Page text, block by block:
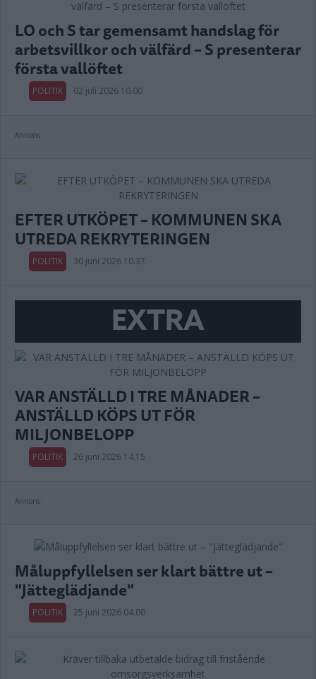
LO och S tar gemensamt handslag för
arbetsvillkor och välfärd – S presenterar
första vallöftet
POLITIK 02 juli 2026 10.00
Annons:
EFTER UTKÖPET – KOMMUNEN SKA
UTREDA REKRYTERINGEN
POLITIK 30 juni 2026 10.37
EXTRA
VAR ANSTÄLLD I TRE MÅNADER –
ANSTÄLLD KÖPS UT FÖR
MILJONBELOPP
POLITIK 26 juni 2026 14.15
Annons:
Måluppfyllelsen ser klart bättre ut –
"Jätteglädjande"
POLITIK 25 juni 2026 04.00